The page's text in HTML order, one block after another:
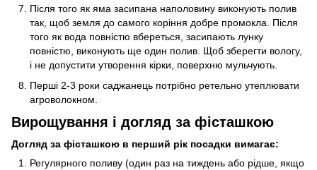
Після того як яма засипана наполовину виконують полив
так, щоб земля до самого коріння добре промокла. Після
того як вода повністю вбереться, засипають лунку
повністю, виконують ще один полив. Щоб зберегти вологу,
і не допустити утворення кірки, поверхню мульчують.
Перші 2-3 роки саджанець потрібно ретельно утеплювати
агроволокном.
Вирощування і догляд за фісташкою
Догляд за фісташкою в перший рік посадки вимагає:
Регулярного поливу (один раз на тиждень або рідше, якщо